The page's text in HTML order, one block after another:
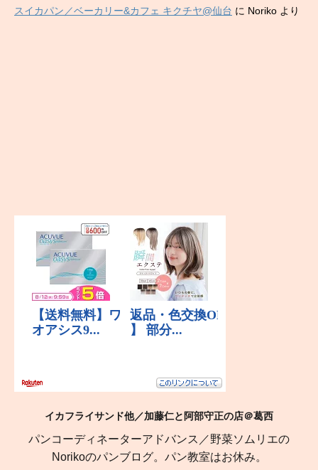
スイカパン／ベーカリー&カフェ キクチヤ@仙台 に Noriko より
イカフライサンド他／加藤仁と阿部守正の店＠葛西
パンコーディネーターアドバンス／野菜ソムリエの
Norikoのパンブログ。パン教室はお休み。